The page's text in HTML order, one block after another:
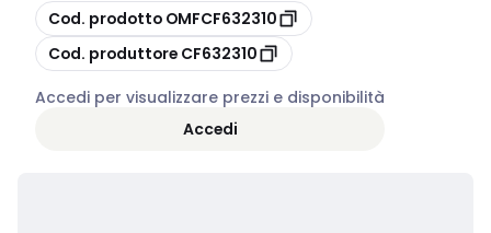
copia
Cod. prodotto OMFCF632310
copia
Cod. produttore CF632310
Accedi per visualizzare prezzi e disponibilità
Accedi